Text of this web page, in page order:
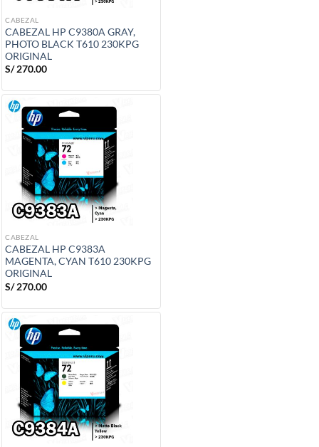
CABEZAL
CABEZAL HP C9380A GRAY,
PHOTO BLACK T610 230KPG
ORIGINAL
S/270.00
CABEZAL
CABEZAL HP C9383A
MAGENTA, CYAN T610 230KPG
ORIGINAL
S/270.00